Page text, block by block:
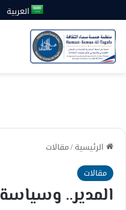
العربية
الرئيسية/مقالات
مقالات
المدير..